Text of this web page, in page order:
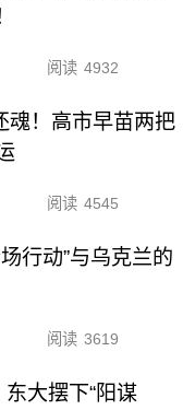
阅读 4932
魂！高市早苗两把
阅读 4545
行动”与乌克兰的
阅读 3619
大摆下“阳谋